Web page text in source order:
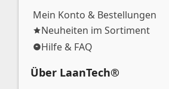
Mein Konto & Bestellungen
Neuheiten im Sortiment
Hilfe & FAQ
Über LaanTech®